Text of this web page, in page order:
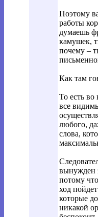
Поэтому
работы
думаешь
камушек,
почему –
Как там
То есть во
все
любого,
слова,
вынужден
потому
ход
которые
никакой